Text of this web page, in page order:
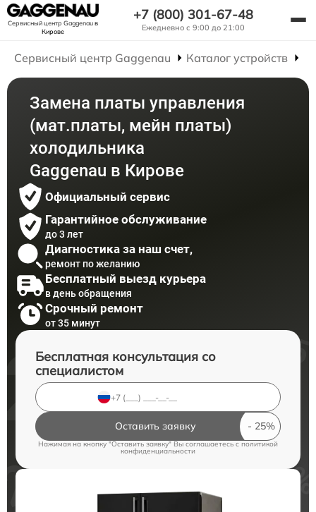
Сервисный центр Gaggenauв
Кирове
+7 (800) 301-67-48
Ежедневно с 9:00 до 21:00
Сервисный центр Gaggenau Каталог устройств
Замена платы управления
(мат.платы, мейн платы)
холодильника
Gaggenau в Кирове
Официальный сервис
Гарантийное обслуживание
до 3 лет
Диагностика за наш счет,
ремонт по желанию
Бесплатный выезд курьера
в день обращения
Срочный ремонт
от 35 минут
Бесплатная консультация со
специалистом
Оставить заявку
Нажимая на кнопку "Оставить заявку" Вы соглашаетесь c политикой
конфиденциальности